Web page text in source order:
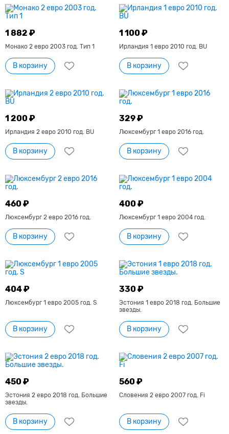
1 882 ₽
Монако 2 евро 2003 год. Тип 1
В корзину
1 100 ₽
Ирландия 1 евро 2010 год. BU
В корзину
1 200 ₽
Ирландия 2 евро 2010 год. BU
В корзину
329 ₽
Люксембург 1 евро 2016 год.
В корзину
460 ₽
Люксембург 2 евро 2016 год.
В корзину
400 ₽
Люксембург 1 евро 2004 год.
В корзину
404 ₽
Люксембург 1 евро 2005 год. S
В корзину
330 ₽
Эстония 1 евро 2018 год. Большие
звезды.
В корзину
450 ₽
Эстония 2 евро 2018 год. Большие
звезды.
В корзину
560 ₽
Словения 2 евро 2007 год. Fi
В корзину